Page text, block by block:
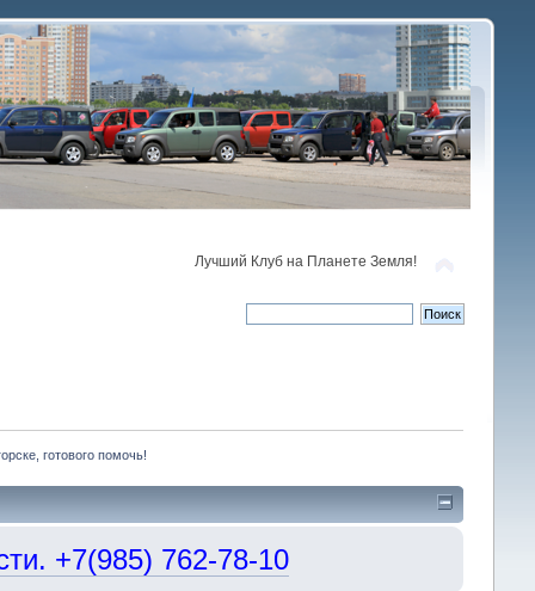
Лучший Клуб на Планете Земля!
готового помочь!
+7(985) 762-78-10